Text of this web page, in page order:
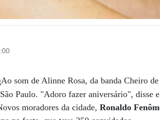
Ao som de Alinne Rosa, da banda Cheiro
Paulo. "Adoro fazer aniversário", disse
moradores da cidade,Ronaldo